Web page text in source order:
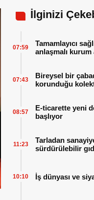
İlginizi
Tamamlayıcı
anlaşmalı
07:59
Bireysel bir
korunduğu
07:43
E-ticarette yeni
başlıyor
08:57
Tarladan
sürdürülebilir
11:23
İş dünyası ve
10:10